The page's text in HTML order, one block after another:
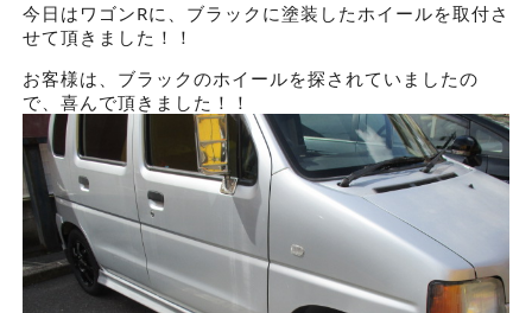
今日はワゴンRに、ブラックに塗装したホイールを取付さ
せて頂きました！！
お客様は、ブラックのホイールを探されていましたの
で、喜んで頂きました！！